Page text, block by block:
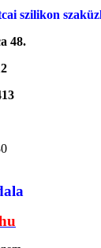
szilikon
48.